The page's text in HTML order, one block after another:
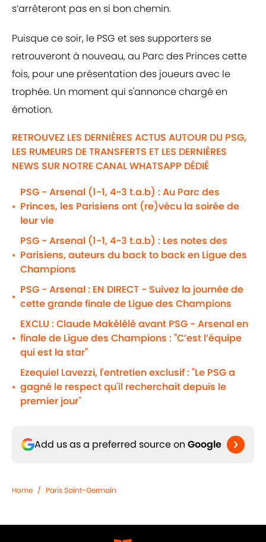
s’arrêteront pas en si bon chemin.
Puisque ce soir, le PSG et ses supporters se
retrouveront à nouveau, au Parc des Princes cette
fois, pour une présentation des joueurs avec le
trophée. Un moment qui s'annonce chargé en
émotion.
RETROUVEZ LES DERNIÈRES ACTUS AUTOUR DU PSG,
LES RUMEURS DE TRANSFERTS ET LES DERNIÈRES
NEWS SUR NOTRE CANAL WHATSAPP DÉDIÉ
•
PSG - Arsenal (1-1, 4-3 t.a.b) : Au Parc des
Princes, les Parisiens ont (re)vécu la soirée de
leur vie
•
PSG - Arsenal (1-1, 4-3 t.a.b) : Les notes des
Parisiens, auteurs du back to back en Ligue des
Champions
•
PSG - Arsenal : EN DIRECT - Suivez la journée de
cette grande finale de Ligue des Champions
•
EXCLU : Claude Makélélé avant PSG - Arsenal en
finale de Ligue des Champions : "C’est l’équipe
qui est la star"
•
Ezequiel Lavezzi, l'entretien exclusif : "Le PSG a
gagné le respect qu'il recherchait depuis le
premier jour"
Add us as a preferred source on Google
Home / Paris Saint-Germain